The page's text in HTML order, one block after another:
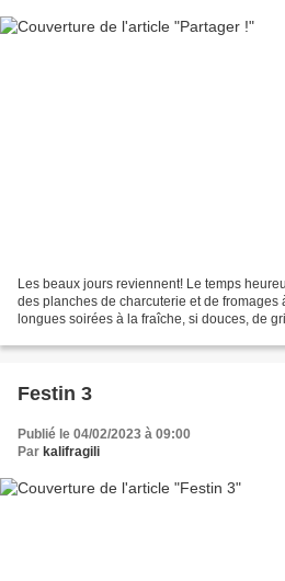
Les beaux jours reviennent! Le temps
des planches de charcuterie et de fromages
longues soirées à la fraîche, si douces, de
Festin 3
Publié le 04/02/2023 à 09:00
Par kalifragili